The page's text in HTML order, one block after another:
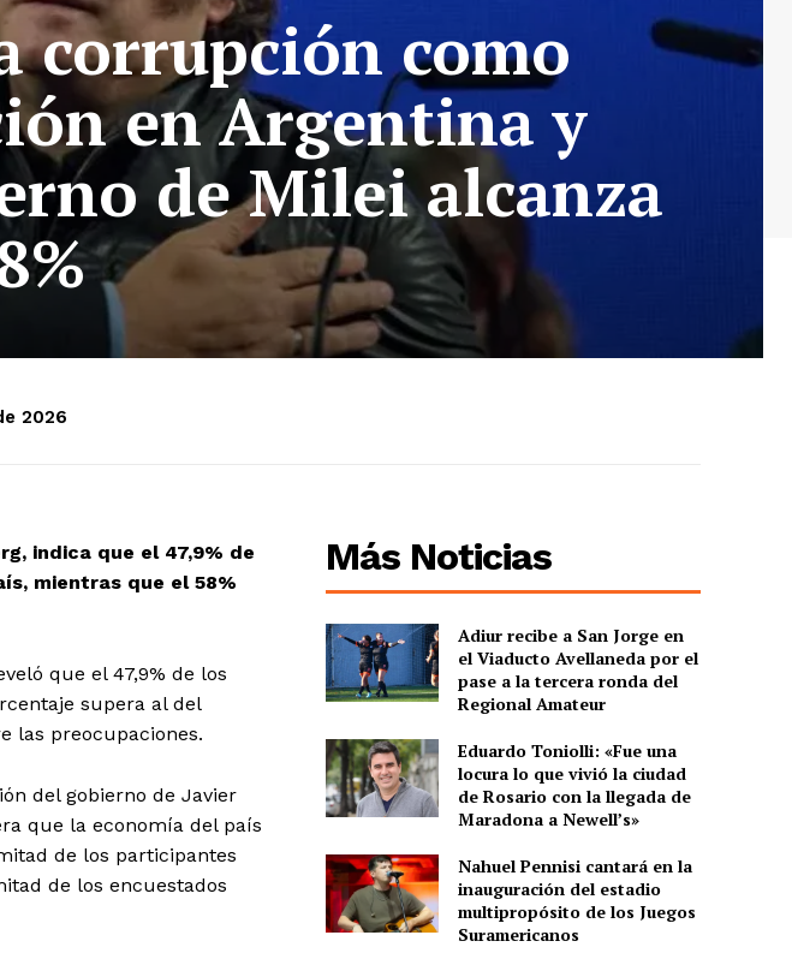
corrupción como
en Argentina y
de Milei alcanza
2026
indica que el 47,9% de
mientras que el 58%
que el 47,9% de los
supera al del
las preocupaciones.
del gobierno de Javier
que la economía del país
de los participantes
de los encuestados
Más Noticias
Adiur recibe a San Jorge en
el Viaducto Avellaneda por el
pase a la tercera ronda del
Regional Amateur
Eduardo Toniolli: «Fue una
locura lo que vivió la ciudad
de Rosario con la llegada de
Maradona a Newell’s»
Nahuel Pennisi cantará en la
inauguración del estadio
multipropósito de los Juegos
Suramericanos